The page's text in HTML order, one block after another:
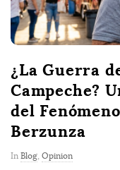
¿La Guerra
Campeche?
del
Berzunza
In Blog, Opinion